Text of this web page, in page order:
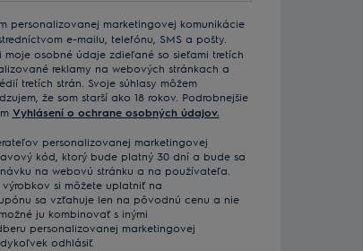
personalizovanej marketingovej komunikácie
e-mailu, telefónu, SMS a pošty.
moje osobné údaje zdieľané so sieťami tretích
reklamy na webových stránkach a
tretích strán. Svoje súhlasy môžem
že som starší ako 18 rokov. Podrobnejšie
Vyhlásení o ochrane osobných údajov.
personalizovanej marketingovej
kód, ktorý bude platný 30 dní a bude sa
na webovú stránku a na používateľa.
si môžete uplatniť na
sa vzťahuje len na pôvodnú cenu a nie
ju kombinovať s inými
personalizovanej marketingovej
odhlásiť.